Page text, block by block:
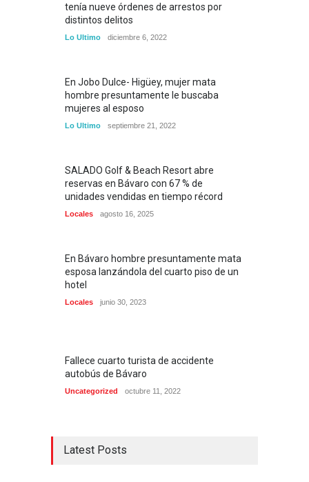
tenía nueve órdenes de arrestos por
distintos delitos
Lo Ultimo diciembre 6, 2022
En Jobo Dulce- Higüey, mujer mata
hombre presuntamente le buscaba
mujeres al esposo
Lo Ultimo septiembre 21, 2022
SALADO Golf & Beach Resort abre
reservas en Bávaro con 67 % de
unidades vendidas en tiempo récord
Locales agosto 16, 2025
En Bávaro hombre presuntamente mata
esposa lanzándola del cuarto piso de un
hotel
Locales junio 30, 2023
Fallece cuarto turista de accidente
autobús de Bávaro
Uncategorized octubre 11, 2022
Latest Posts